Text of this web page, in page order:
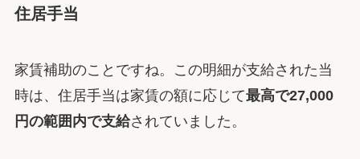
住居手当
家賃補助のことですね。この明細が支給された当
時は、住居手当は家賃の額に応じて最高で27,000
円の範囲内で支給されていました。